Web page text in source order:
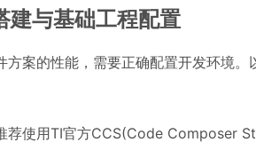
建与基础工程配置
方案的性能，需要正确配置开发环境
荐使用TI官方CCS(Code Composer